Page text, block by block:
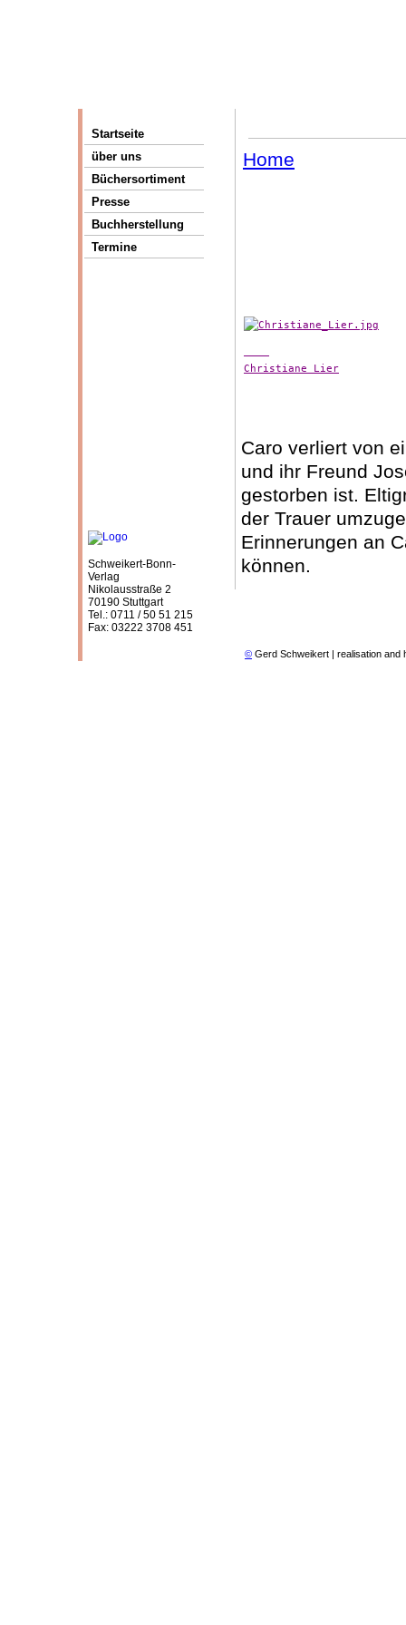
Startseite
über uns
Büchersortiment
Presse
Buchherstellung
Termine
Schweikert-Bonn-
Verlag
Nikolausstraße 2
70190 Stuttgart
Tel.: 0711 / 50 51 215
Fax: 03222 3708 451
Home
Christiane Lier
Caro verliert von
und ihr Freund
gestorben ist.
der Trauer
Erinnerungen an
können.
© Gerd Schweikert | realisation and